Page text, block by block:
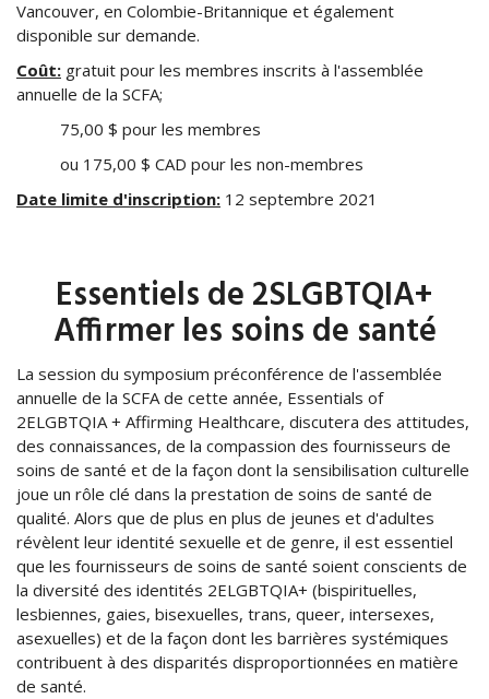
Vancouver, en Colombie-Britannique et également
disponible sur demande.
Coût: gratuit pour les membres inscrits à l'assemblée
annuelle de la SCFA;
75,00 $ pour les membres
ou 175,00 $ CAD pour les non-membres
Date limite d'inscription: 12 septembre 2021
Essentiels de 2SLGBTQIA+
Affirmer les soins de santé
La session du symposium préconférence de l'assemblée
annuelle de la SCFA de cette année, Essentials of
2ELGBTQIA + Affirming Healthcare, discutera des attitudes,
des connaissances, de la compassion des fournisseurs de
soins de santé et de la façon dont la sensibilisation culturelle
joue un rôle clé dans la prestation de soins de santé de
qualité. Alors que de plus en plus de jeunes et d'adultes
révèlent leur identité sexuelle et de genre, il est essentiel
que les fournisseurs de soins de santé soient conscients de
la diversité des identités 2ELGBTQIA+ (bispirituelles,
lesbiennes, gaies, bisexuelles, trans, queer, intersexes,
asexuelles) et de la façon dont les barrières systémiques
contribuent à des disparités disproportionnées en matière
de santé.